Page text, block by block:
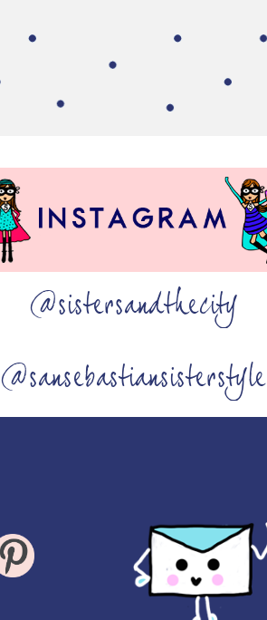
@sistersandthecity
@sansebastiansisterstyle